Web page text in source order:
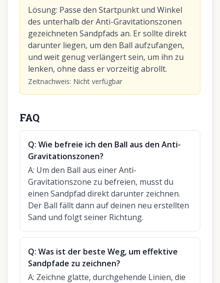
Lösung: Passe den Startpunkt und Winkel
des unterhalb der Anti-Gravitationszonen
gezeichneten Sandpfads an. Er sollte direkt
darunter liegen, um den Ball aufzufangen,
und weit genug verlängert sein, um ihn zu
lenken, ohne dass er vorzeitig abrollt.
Zeitnachweis: Nicht verfügbar
FAQ
Q: Wie befreie ich den Ball aus den Anti-
Gravitationszonen?
A: Um den Ball aus einer Anti-
Gravitationszone zu befreien, musst du
einen Sandpfad direkt darunter zeichnen.
Der Ball fällt dann auf deinen neu erstellten
Sand und folgt seiner Richtung.
Q: Was ist der beste Weg, um effektive
Sandpfade zu zeichnen?
A: Zeichne glatte, durchgehende Linien, die